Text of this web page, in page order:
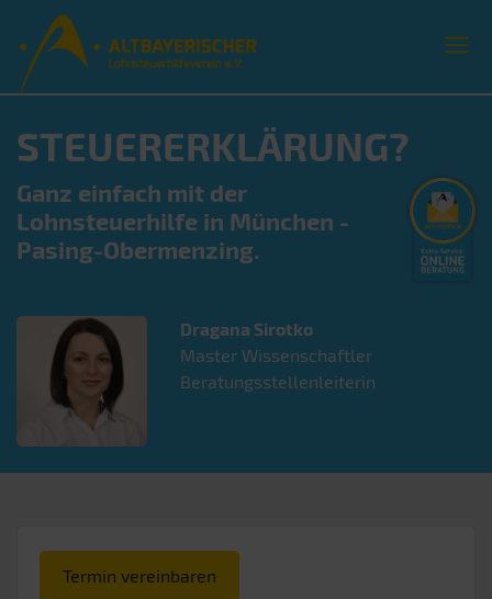
STEUERERKLÄRUNG?
Ganz einfach mit der
Lohnsteuerhilfe in München -
Pasing-Obermenzing.
Dragana Sirotko
Master Wissenschaftler
Beratungsstellenleiterin
Termin vereinbaren